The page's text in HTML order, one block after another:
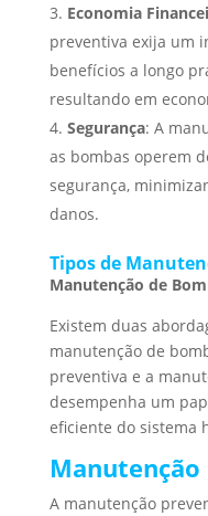
Economia
preventiva exija um
benefícios a longo
resultando em
Segurança: A
as bombas operem
segurança,
danos.
Tipos de
Manutenção de
Existem duas
manutenção de
preventiva e a
desempenha um
eficiente do sistema
A manutenção